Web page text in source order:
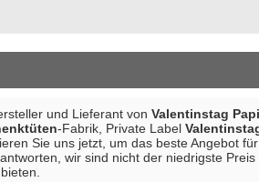
und Lieferant von Valentinstag
-Fabrik, Private Label
Sie uns jetzt, um das beste Angebot für
wir sind nicht der niedrigste Preis